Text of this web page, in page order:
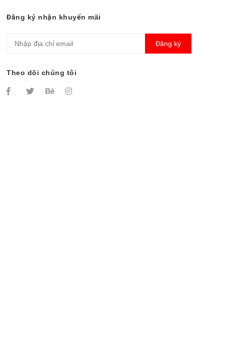
Đăng ký nhận khuyến mãi
Đăng ký
Theo dõi chúng tôi